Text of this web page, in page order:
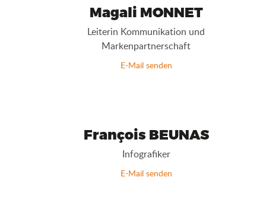
Magali MONNET
Leiterin Kommunikation und
Markenpartnerschaft
E-Mail senden
François BEUNAS
Infografiker
E-Mail senden